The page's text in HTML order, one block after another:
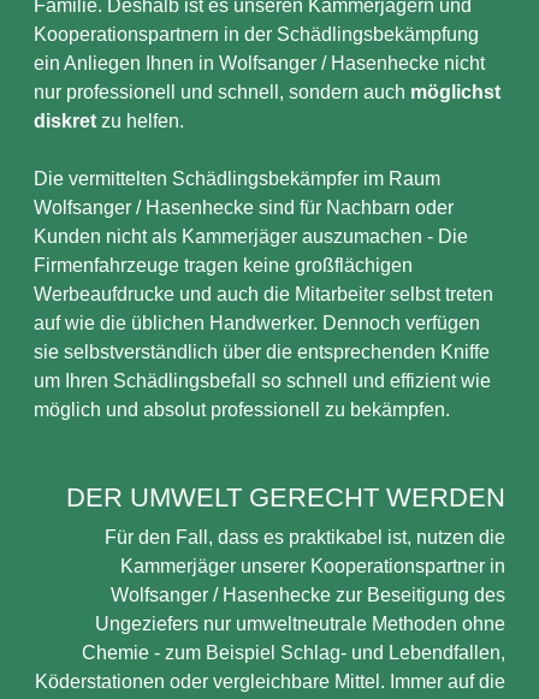
Familie. Deshalb ist es unseren Kammerjägern und
Kooperationspartnern in der Schädlingsbekämpfung
ein Anliegen Ihnen in Wolfsanger / Hasenhecke nicht
nur professionell und schnell, sondern auch möglichst
diskret zu helfen.
Die vermittelten Schädlingsbekämpfer im Raum
Wolfsanger / Hasenhecke sind für Nachbarn oder
Kunden nicht als Kammerjäger auszumachen - Die
Firmenfahrzeuge tragen keine großflächigen
Werbeaufdrucke und auch die Mitarbeiter selbst treten
auf wie die üblichen Handwerker. Dennoch verfügen
sie selbstverständlich über die entsprechenden Kniffe
um Ihren Schädlingsbefall so schnell und effizient wie
möglich und absolut professionell zu bekämpfen.
DER UMWELT GERECHT WERDEN
Für den Fall, dass es praktikabel ist, nutzen die
Kammerjäger unserer Kooperationspartner in
Wolfsanger / Hasenhecke zur Beseitigung des
Ungeziefers nur umweltneutrale Methoden ohne
Chemie - zum Beispiel Schlag- und Lebendfallen,
Köderstationen oder vergleichbare Mittel. Immer auf die